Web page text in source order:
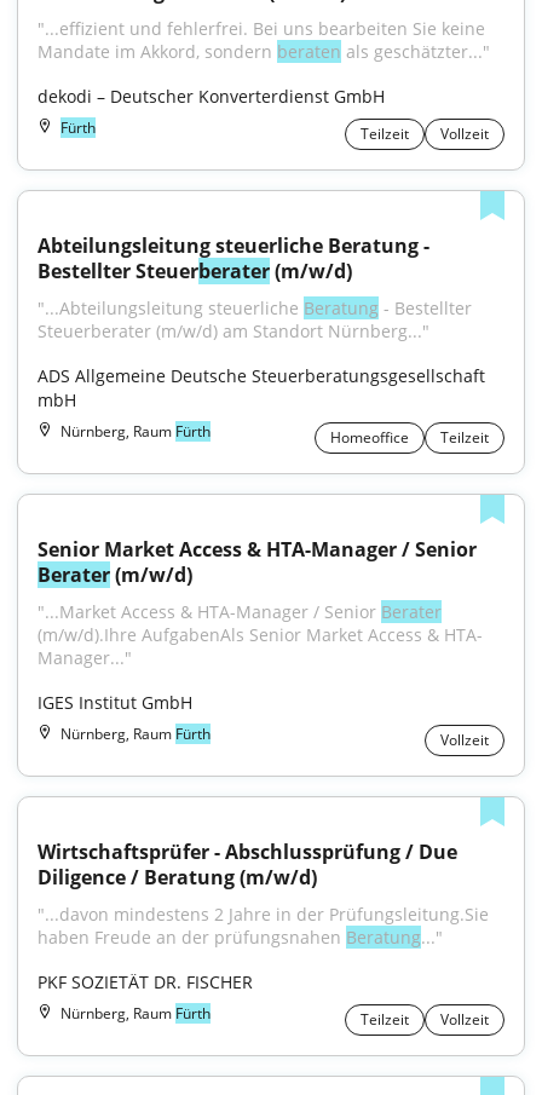
"...effizient und fehlerfrei. Bei uns bearbeiten Sie keine
Mandate im Akkord, sondern beraten als geschätzter..."
dekodi – Deutscher Konverterdienst GmbH
Fürth Teilzeit Vollzeit
Abteilungsleitung steuerliche Beratung -
Bestellter Steuerberater (m/w/d)
"...Abteilungsleitung steuerliche Beratung - Bestellter
Steuerberater (m/w/d) am Standort Nürnberg..."
ADS Allgemeine Deutsche Steuerberatungsgesellschaft
mbH
Nürnberg, Raum Fürth Homeoffice Teilzeit
Berater (m/w/d)
"...Market Access & HTA-Manager / Senior Berater
(m/w/d).Ihre AufgabenAls Senior Market Access & HTA-
Manager..."
IGES Institut GmbH
Nürnberg, Raum Fürth Vollzeit
Wirtschaftsprüfer - Abschlussprüfung / Due
Diligence / Beratung (m/w/d)
"...davon mindestens 2 Jahre in der Prüfungsleitung.Sie
haben Freude an der prüfungsnahen Beratung..."
PKF SOZIETÄT DR. FISCHER
Nürnberg, Raum Fürth Teilzeit Vollzeit